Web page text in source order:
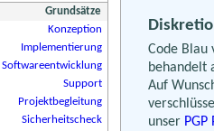
Grundsätze
Konzeption
Implementierung
Softwareentwicklung
Support
Projektbegleitung
Sicherheitscheck
Code Blau
behandelt
Auf
unser PGP